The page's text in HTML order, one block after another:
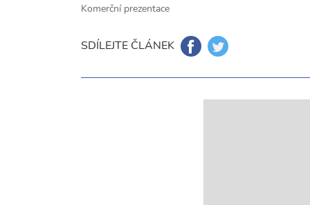
Komerční prezentace
SDÍLEJTE ČLÁNEK